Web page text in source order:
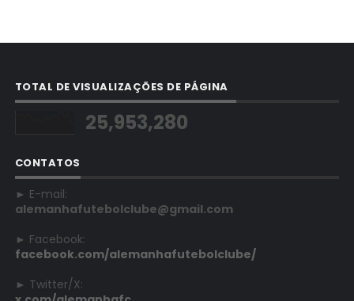
TOTAL DE VISUALIZAÇÕES DE PÁGINA
25,953,280
CONTATOS
► E-mail:
alemanhafutebolclube@gmail.com
► Facebook:
facebook.com/alemanhafutebolclube/
► Twitter/X: